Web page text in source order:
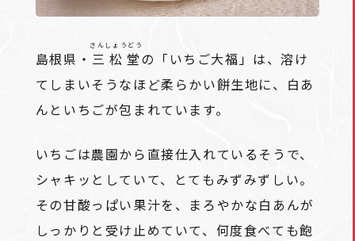
島根県・ 三松堂
さんしょうどう
の「いちご大福」は、溶け
てしまいそうなほど柔らかい餅生地に、白あ
んといちごが包まれています。
いちごは農園から直接仕入れているそうで、
シャキッとしていて、とてもみずみずしい。
その甘酸っぱい果汁を、まろやかな白あんが
しっかりと受け止めていて、何度食べても飽